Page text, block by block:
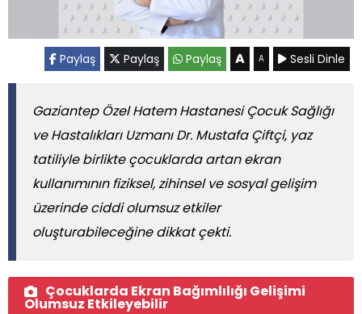
Paylaş Paylaş Paylaş A A Sesli Dinle
Gaziantep Özel Hatem Hastanesi Çocuk Sağlığı
ve Hastalıkları Uzmanı Dr. Mustafa Çiftçi, yaz
tatiliyle birlikte çocuklarda artan ekran
kullanımının fiziksel, zihinsel ve sosyal gelişim
üzerinde ciddi olumsuz etkiler
oluşturabileceğine dikkat çekti.
Çocuklarda Ekran Bağımlılığı Gelişimi
Olumsuz Etkileyebilir